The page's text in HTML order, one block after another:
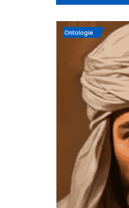
Ontologie